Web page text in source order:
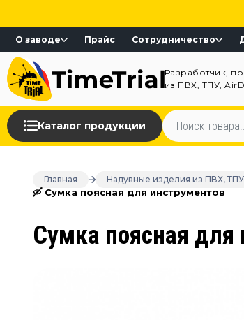
О заводе Прайс Сотрудничество
Разработчик,
из ПВХ, ТПУ,
Каталог продукции
Главная Надувные изделия из ПВХ,
🛶 Сумка поясная для инструментов
Сумка поясная для